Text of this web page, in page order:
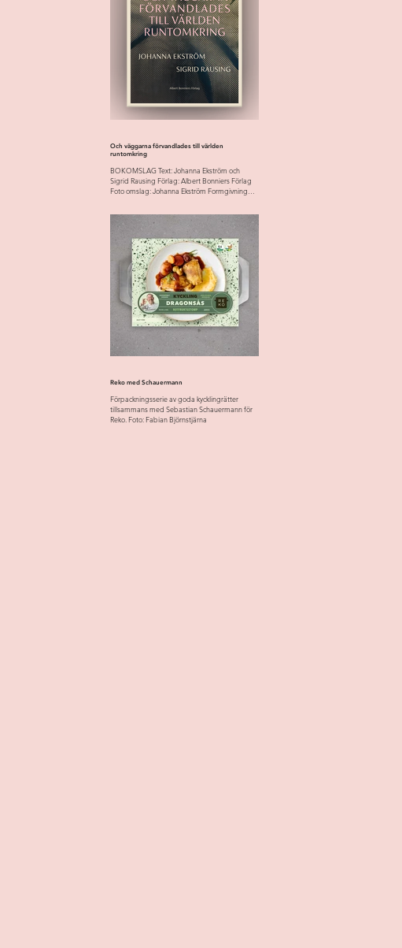
Och väggarna förvandlades till världen
runtomkring
BOKOMSLAG Text: Johanna Ekström och
Sigrid Rausing Förlag: Albert Bonniers Förlag
Foto omslag: Johanna Ekström Formgivning
Reko med Schauermann
Förpackningsserie av goda kycklingrätter
tillsammans med Sebastian Schauermann för
Reko. Foto: Fabian Björnstjärna